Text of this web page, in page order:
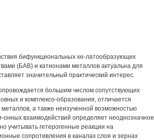
бифункциональных хе-латообразующих
(БАВ) и катионами металлов актуальна для
значительный практический интерес.
большим числом сопутствующих
и комплексо-образования, отличается
а также неизученной возможностью
взаимодействий определяет неоднозначное
учитывать гетерогенные реакции на
сопротивления в каналах слоя и зернах